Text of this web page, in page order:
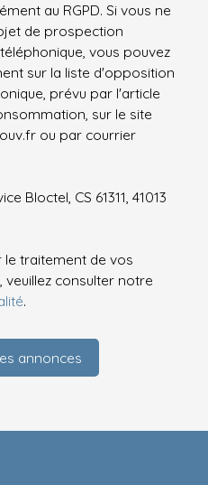
au RGPD. Si vous ne
de prospection
vous pouvez
sur la liste d'opposition
prévu par l'article
sur le site
ou par courrier
Bloctel, CS 61311, 41013
le traitement de vos
consulter notre
.
annonces